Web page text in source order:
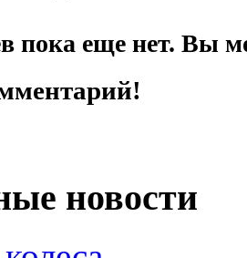
пока еще нет. Вы
новости